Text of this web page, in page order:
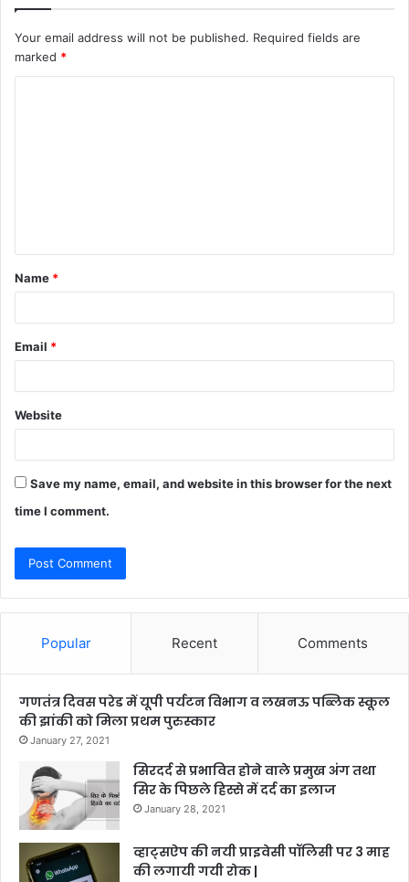
Your email address will not be published. Required fields are
marked *
t
*
Name *
Email *
Website
Save my name, email, and website in this browser for the next
time I comment.
Popular Recent Comments
गणतंत्र दिवस परेड में यूपी पर्यटन विभाग व लखनऊ पब्लिक स्कूल
की झांकी को मिला प्रथम पुरुस्कार
January 27, 2021
सिरदर्द से प्रभावित होने वाले प्रमुख अंग तथा
सिर के पिछले हिस्से में दर्द का इलाज
January 28, 2021
व्हाट्सऐप की नयी प्राइवेसी पॉलिसी पर 3 माह
की लगायी गयी रोक |